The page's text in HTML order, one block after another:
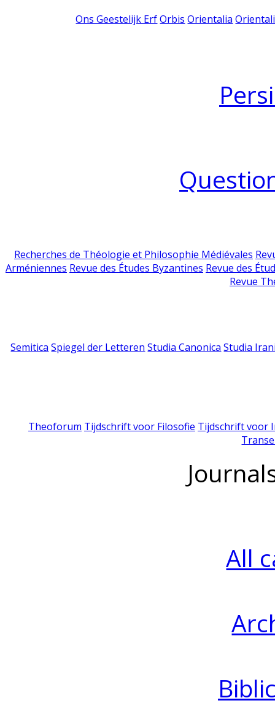
Ons Geestelijk Erf Orbis Orientalia
Recherches de Théologie et Philosophie Médiévales
Arméniennes Revue des Études Byzantines Revue des
Revue
Semitica Spiegel der Letteren Studia Canonica Studia
Theoforum Tijdschrift voor Filosofie Tijdschrift voor
All